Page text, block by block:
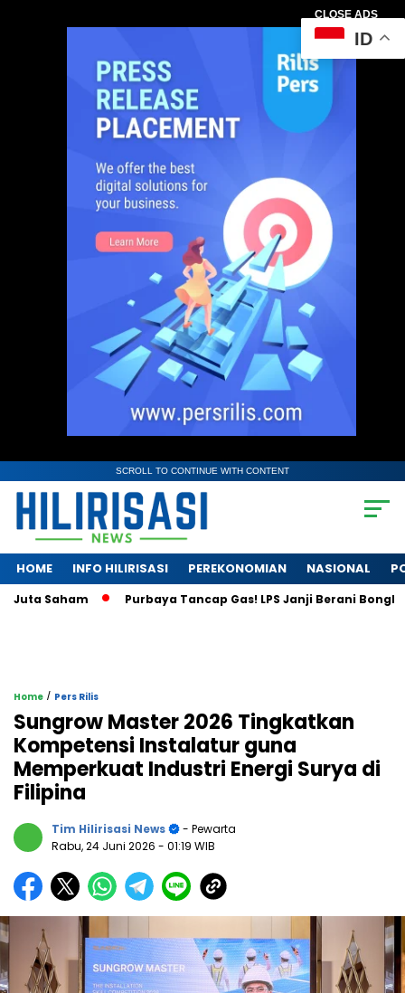
CLOSE ADS
SCROLL TO CONTINUE WITH CONTENT
HOME INFO HILIRISASI PEREKONOMIAN NASIONAL
Saham Purbaya Tancap Gas! LPS Janji Berani Bongkar
Home / Pers Rilis
Sungrow Master 2026 Tingkatkan
Kompetensi Instalatur guna
Memperkuat Industri Energi Surya di
Filipina
Tim Hilirisasi News
- Pewarta
Rabu, 24 Juni 2026 - 01:19 WIB
ID